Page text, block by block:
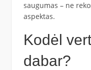
saugumas – ne
aspektas.
Kodėl
dabar?